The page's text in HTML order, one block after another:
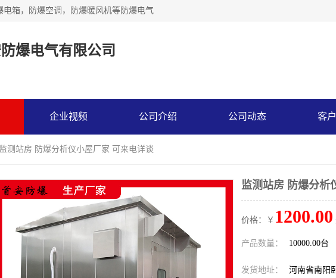
箱，防爆空调，防爆暖风机等防爆电气
爆电气有限公司
企业视频 公司介绍 公司动态 客
测站房 防爆分析仪小屋厂家 可来电详谈
监测站房 防爆分析
价格：￥ 1200.00
产品数量： 10000.00台
发货地址： 河南省南阳